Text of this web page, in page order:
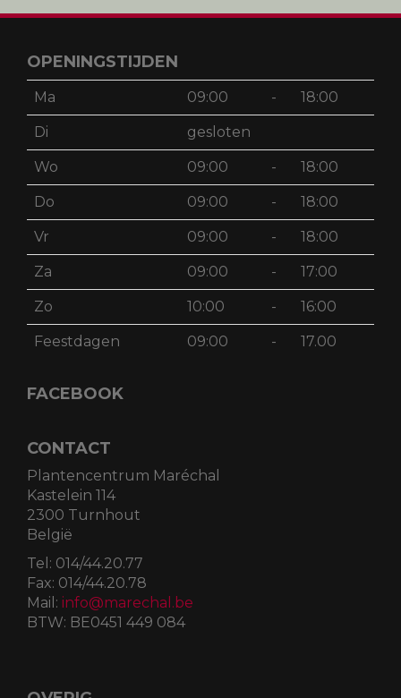
OPENINGSTIJDEN
Ma 09:00 - 18:00
Di gesloten
Wo 09:00 - 18:00
Do 09:00 - 18:00
Vr 09:00 - 18:00
Za 09:00 - 17:00
Zo 10:00 - 16:00
Feestdagen 09:00 - 17.00
FACEBOOK
CONTACT
Plantencentrum Maréchal
Kastelein 114
2300 Turnhout
België
Tel: 014/44.20.77
Fax: 014/44.20.78
Mail: info@marechal.be
BTW: BE0451 449 084